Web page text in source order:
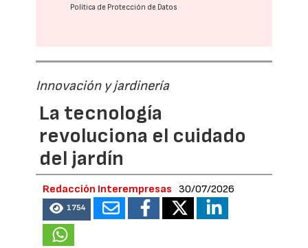
Política de Protección de Datos
Innovación y jardinería
La tecnología
revoluciona el cuidado
del jardín
Redacción Interempresas 30/07/2026
1754